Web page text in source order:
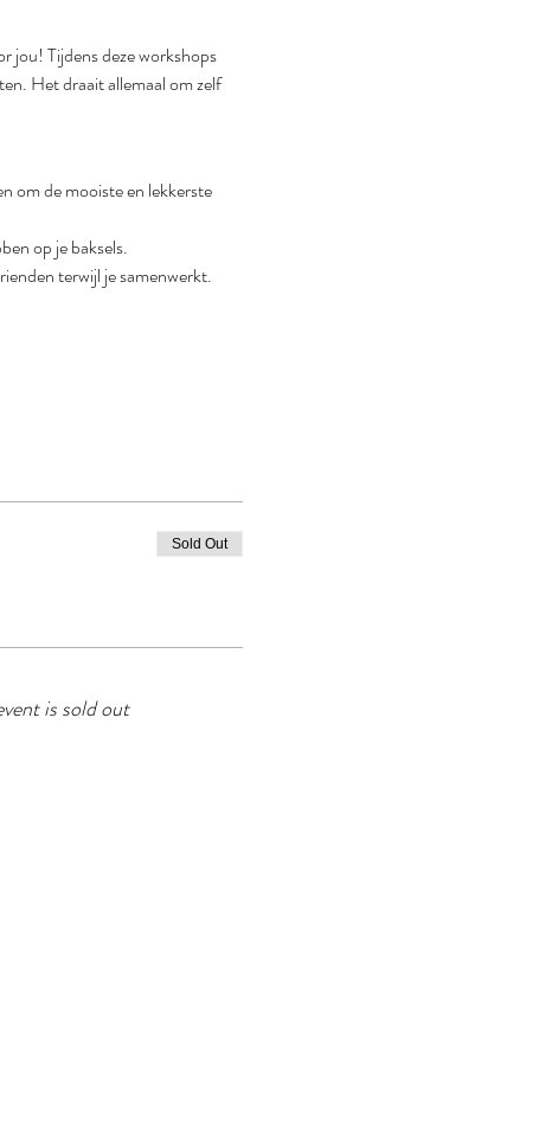
jou! Tijdens deze workshops
Het draait allemaal om zelf
om de mooiste en lekkerste
op je baksels.
terwijl je samenwerkt.
Sold Out
is sold out